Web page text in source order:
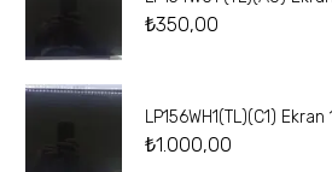
₺350,00
LP156WH1(TL)(C1)
₺1.000,00